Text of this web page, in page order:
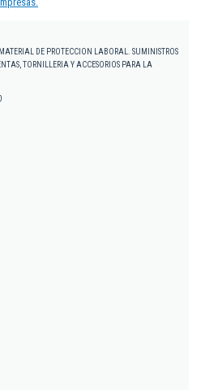
DE PROTECCION LABORAL. SUMINISTROS
TORNILLERIA Y ACCESORIOS PARA LA